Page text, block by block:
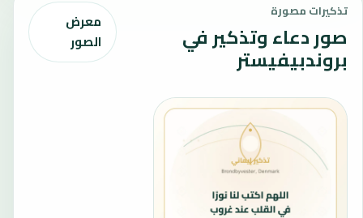
تذكيرات مصورة
صور دعاء وتذكير في
بروندبيفيستر
معرض
الصور